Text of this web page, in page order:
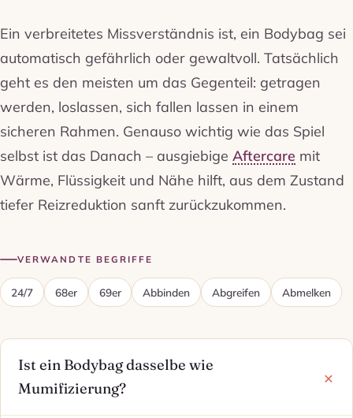
Ein verbreitetes Missverständnis ist, ein Bodybag sei
automatisch gefährlich oder gewaltvoll. Tatsächlich
geht es den meisten um das Gegenteil: getragen
werden, loslassen, sich fallen lassen in einem
sicheren Rahmen. Genauso wichtig wie das Spiel
selbst ist das Danach – ausgiebige Aftercare mit
Wärme, Flüssigkeit und Nähe hilft, aus dem Zustand
tiefer Reizreduktion sanft zurückzukommen.
VERWANDTE BEGRIFFE
24/7 68er 69er Abbinden Abgreifen Abmelken
Ist ein Bodybag dasselbe wie
Mumifizierung?